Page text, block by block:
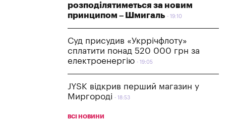
розподілятиметься за новим
принципом – Шмигаль
19:10
Суд присудив «Укррічфлоту»
сплатити понад 520 000 грн за
електроенергію
19:05
JYSK відкрив перший магазин у
Миргороді
18:53
ВСІ НОВИНИ